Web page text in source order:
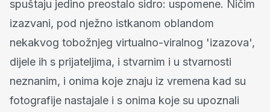
spuštaju jedino preostalo sidro: uspomene. Ničim
izazvani, pod nježno istkanom oblandom
nekakvog tobožnjeg virtualno-viralnog 'izazova',
dijele ih s prijateljima, i stvarnim i u stvarnosti
neznanim, i onima koje znaju iz vremena kad su
fotografije nastajale i s onima koje su upoznali